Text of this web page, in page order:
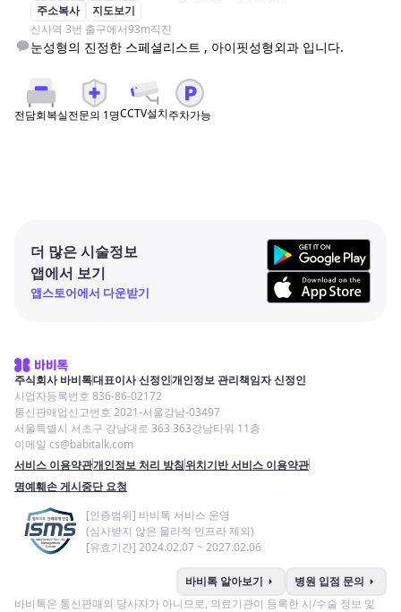
주소복사
지도보기
신사역 3번 출구에서93m직진
눈성형의 진정한 스페셜리스트 , 아이핏성형외과 입니다.
전담회복실전문의 1명CCTV설치주차가능
더 많은 시술정보
앱에서 보기
앱스토어에서 다운받기
주식회사 바비톡대표이사 신정인개인정보 관리책임자 신정인
사업자등록번호 836-86-02172
통신판매업신고번호 2021-서울강남-03497
서울특별시 서초구 강남대로 363 363강남타워 11층
이메일 cs@babitalk.com
서비스 이용약관개인정보 처리 방침위치기반 서비스 이용약관
명예훼손 게시중단 요청
[인증범위] 바비톡 서비스 운영
(심사받지 않은 물리적 인프라 제외)
[유효기간] 2024.02.07 ~ 2027.02.06
바비톡 알아보기 arrow_right 병원 입점 문의 arrow_right
바비톡은 통신판매의 당사자가 아니므로, 의료기관이 등록한 시/수술 정보 및